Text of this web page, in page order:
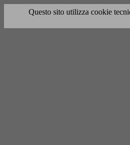
Questo sito utilizza cookie